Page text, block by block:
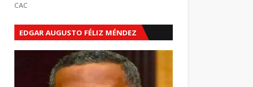
CAC
EDGAR AUGUSTO FÉLIZ MÉNDEZ